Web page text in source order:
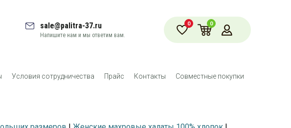
sale@palitra-37.ru
Напишите нам и мы ответим вам.
0 0
Условия сотрудничества Прайс Контакты Совместные покупки